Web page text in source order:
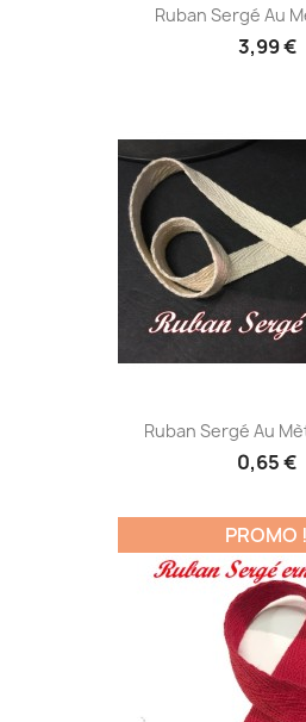
Ruban Sergé Au
3,99 €
Ruban Sergé Au
0,65 €
PROMO !